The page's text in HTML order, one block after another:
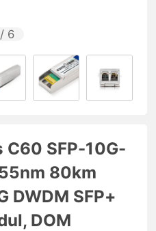
/ 6
SFP-10G-
80km
DWDM SFP+
DOM